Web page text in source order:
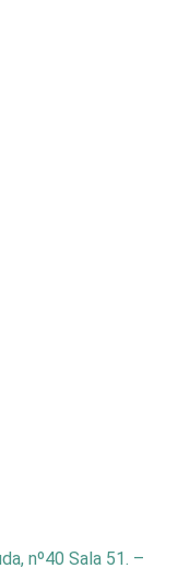
nº40 Sala 51. –